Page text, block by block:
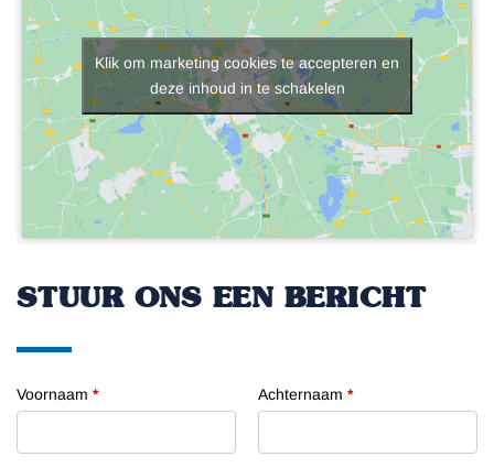
Klik om marketing cookies te accepteren en
deze inhoud in te schakelen
STUUR ONS EEN BERICHT
Voornaam * Achternaam *